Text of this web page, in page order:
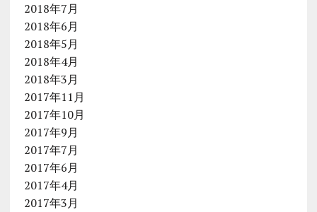
2018年7月
2018年6月
2018年5月
2018年4月
2018年3月
2017年11月
2017年10月
2017年9月
2017年7月
2017年6月
2017年4月
2017年3月